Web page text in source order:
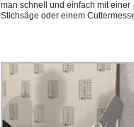
man schnell und einfach mit einer
Stichsäge oder einem